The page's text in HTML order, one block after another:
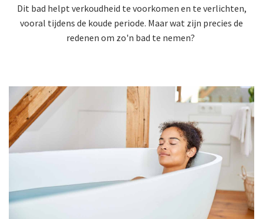
Dit bad helpt verkoudheid te voorkomen en te verlichten,
vooral tijdens de koude periode. Maar wat zijn precies de
redenen om zo'n bad te nemen?